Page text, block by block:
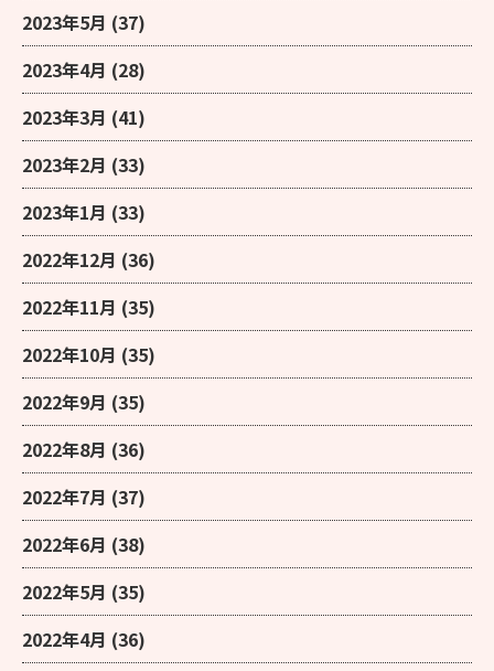
2023年5月 (37)
2023年4月 (28)
2023年3月 (41)
2023年2月 (33)
2023年1月 (33)
2022年12月 (36)
2022年11月 (35)
2022年10月 (35)
2022年9月 (35)
2022年8月 (36)
2022年7月 (37)
2022年6月 (38)
2022年5月 (35)
2022年4月 (36)